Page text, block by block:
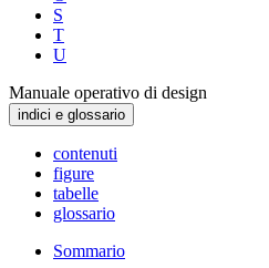
S
T
U
Manuale operativo di design
indici e glossario
contenuti
figure
tabelle
glossario
Sommario